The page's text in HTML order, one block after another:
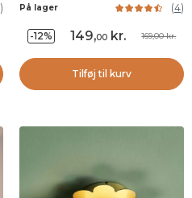
) På lager (4)
-12% 149,00kr. 169,00 kr.
Tilføj til kurv